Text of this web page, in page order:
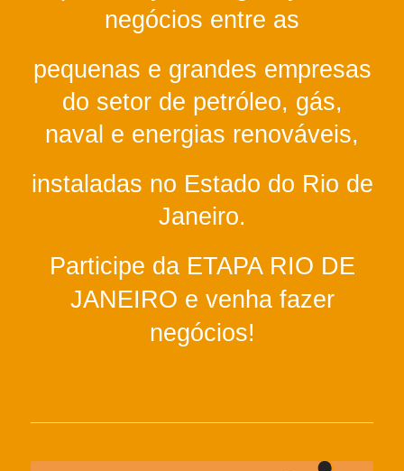
negócios entre as
pequenas e grandes empresas
do setor de petróleo, gás,
naval e energias renováveis,
instaladas no Estado do Rio de
Janeiro.
Participe da ETAPA RIO DE
JANEIRO e venha fazer
negócios!